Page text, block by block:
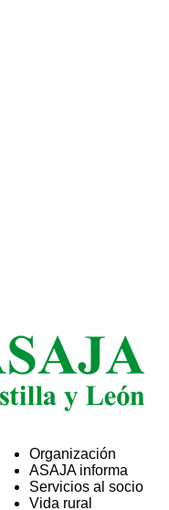
ASAJA
Organización
ASAJA informa
Servicios al socio
Vida rural